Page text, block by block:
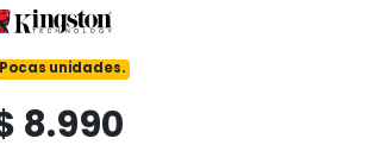
Pocas unidades.
8.990